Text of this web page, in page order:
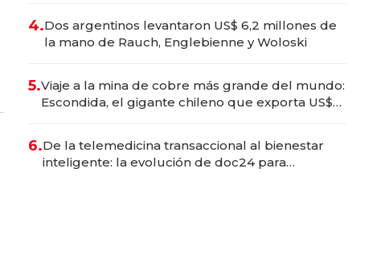
4.Dos argentinos levantaron US$ 6,2 millones de
la mano de Rauch, Englebienne y Woloski
5.Viaje a la mina de cobre más grande del mundo:
Escondida, el gigante chileno que exporta US$
6.De la telemedicina transaccional al bienestar
inteligente: la evolución de doc24 para